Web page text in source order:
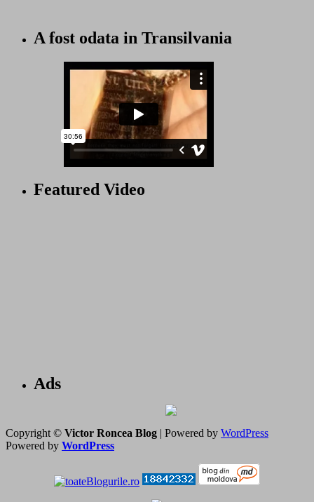
A fost odata in Transilvania
Featured Video
Ads
Copyright © Victor Roncea Blog | Powered by WordPress
Powered by WordPress